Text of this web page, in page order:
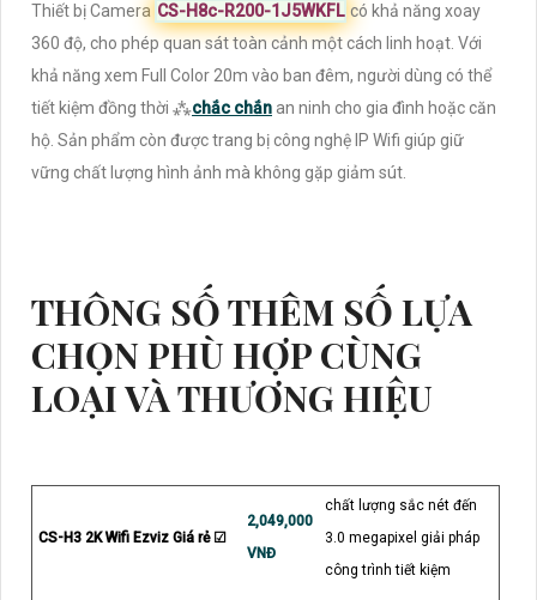
Thiết bị Camera CS-H8c-R200-1J5WKFL có khả năng xoay
360 độ, cho phép quan sát toàn cảnh một cách linh hoạt. Với
khả năng xem Full Color 20m vào ban đêm, người dùng có thể
tiết kiệm đồng thời ⁂chắc chắn an ninh cho gia đình hoặc căn
hộ. Sản phẩm còn được trang bị công nghệ IP Wifi giúp giữ
vững chất lượng hình ảnh mà không gặp giảm sút.
THÔNG SỐ THÊM SỐ LỰA
CHỌN PHÙ HỢP CÙNG
LOẠI VÀ THƯƠNG HIỆU
CS-H3 2K Wifi Ezviz Giá rẻ ☑
2,049,000
VNĐ
chất lượng sắc nét đến
3.0 megapixel giải pháp
công trình tiết kiệm